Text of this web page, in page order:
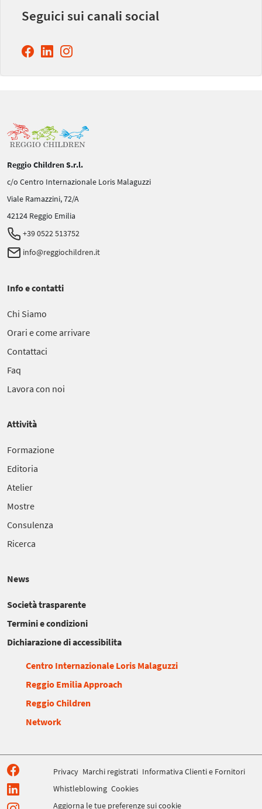
Seguici sui canali social
Reggio Children S.r.l.
c/o Centro Internazionale Loris Malaguzzi
Viale Ramazzini, 72/A
42124 Reggio Emilia
+39 0522 513752
info@reggiochildren.it
Info e contatti
Chi Siamo
Orari e come arrivare
Contattaci
Faq
Lavora con noi
Attività
Formazione
Editoria
Atelier
Mostre
Consulenza
Ricerca
News
Società trasparente
Termini e condizioni
Dichiarazione di accessibilita
Centro Internazionale Loris Malaguzzi
Reggio Emilia Approach
Reggio Children
Network
Privacy Marchi registrati Informativa Clienti e Fornitori
Whistleblowing Cookies
Aggiorna le tue preferenze sui cookie